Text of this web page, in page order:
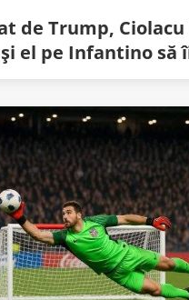
de Trump, Ciolacu
el pe Infantino să
de trecere la